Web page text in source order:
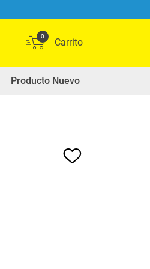
0
Producto Nuevo